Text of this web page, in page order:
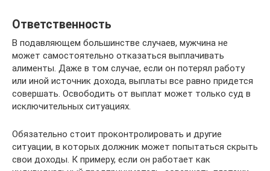
Ответственность
В подавляющем большинстве случаев, мужчина не
может самостоятельно отказаться выплачивать
алименты. Даже в том случае, если он потерял работу
или иной источник дохода, выплаты все равно придется
совершать. Освободить от выплат может только суд в
исключительных ситуациях.
Обязательно стоит проконтролировать и другие
ситуации, в которых должник может попытаться скрыть
свои доходы. К примеру, если он работает как